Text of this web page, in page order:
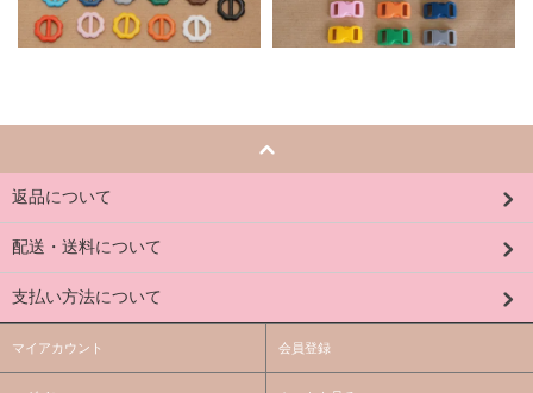
返品について
配送・送料について
支払い方法について
マイアカウント 会員登録